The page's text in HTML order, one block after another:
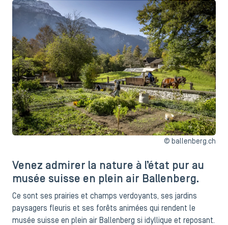
© ballenberg.ch
Venez admirer la nature à l’état pur au
musée suisse en plein air Ballenberg.
Ce sont ses prairies et champs verdoyants, ses jardins
paysagers fleuris et ses forêts animées qui rendent le
musée suisse en plein air Ballenberg si idyllique et reposant.